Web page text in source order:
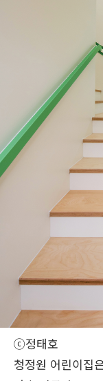
ⓒ정태호
청정원 어린이집